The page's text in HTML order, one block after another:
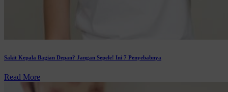
Sakit Kepala Bagian Depan? Jangan Sepele! Ini 7 Penyebabnya
Read More